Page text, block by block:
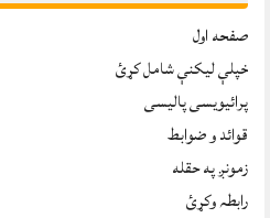
صفحه اول
خپلې ليکنې شامل کړئ
پرائیویسی پالیسی
قوائد و ضوابط
زمونږ په حقله
رابطہ وکړئ